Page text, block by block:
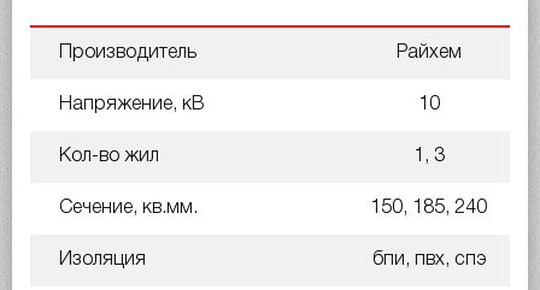
Производитель Райхем
Напряжение, кВ 10
Кол-во жил 1, 3
Сечение, кв.мм. 150, 185, 240
Изоляция бпи, пвх, спэ